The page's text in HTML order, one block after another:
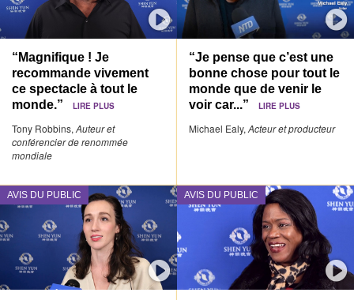
“Magnifique ! Je
recommande vivement
ce spectacle à tout le
monde.”
LIRE PLUS
Tony Robbins, Auteur et
conférencier de renommée
mondiale
“Je pense que c’est une
bonne chose pour tout le
monde que de venir le
voir car...”LIRE PLUS
Michael Ealy,Acteur et producteur
AVIS DU PUBLIC AVIS DU PUBLIC